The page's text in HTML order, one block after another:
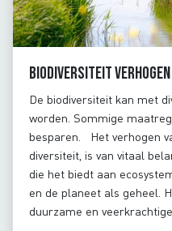
Biodiversiteit verhogen
De biodiversiteit kan met
worden. Sommige
besparen. Het verhogen
diversiteit, is van vitaal
die het biedt aan
en de planeet als geheel.
duurzame en